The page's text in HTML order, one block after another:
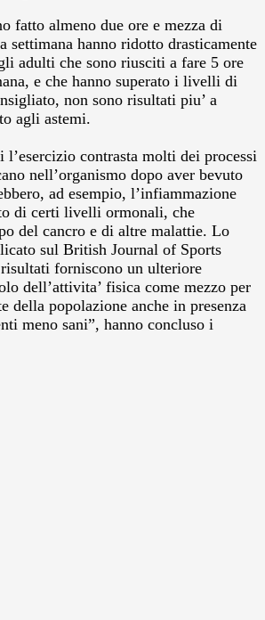
fatto almeno due ore e mezza di
settimana hanno ridotto drasticamente
adulti che sono riusciti a fare 5 ore
e che hanno superato i livelli di
non sono risultati piu’ a
agli astemi.
l’esercizio contrasta molti dei processi
nell’organismo dopo aver bevuto
ad esempio, l’infiammazione
di certi livelli ormonali, che
del cancro e di altre malattie. Lo
sul British Journal of Sports
forniscono un ulteriore
dell’attivita’ fisica come mezzo per
della popolazione anche in presenza
meno sani”, hanno concluso i